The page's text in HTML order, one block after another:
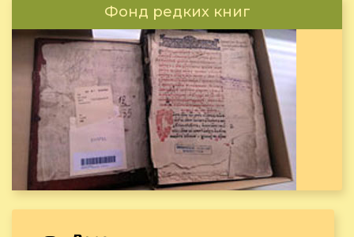
Фонд редких книг